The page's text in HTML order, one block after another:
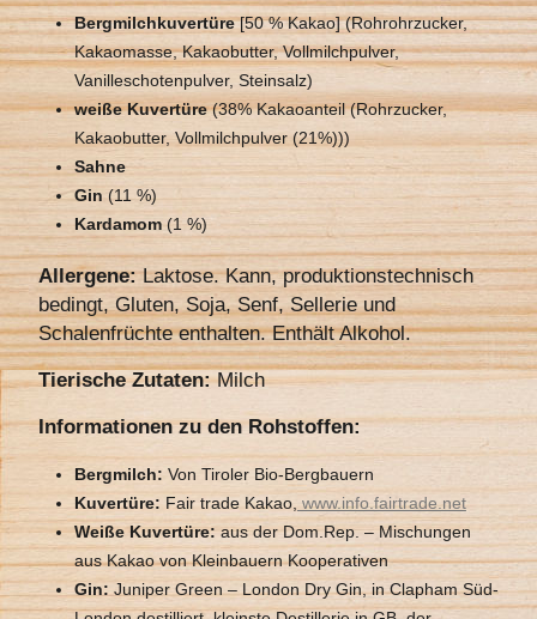
Bergmilchkuvertüre[50 % Kakao] (Rohrohrzucker,
Kakaomasse, Kakaobutter, Vollmilchpulver,
Vanilleschotenpulver, Steinsalz)
weiße Kuvertüre(38% Kakaoanteil (Rohrzucker,
Kakaobutter, Vollmilchpulver (21%)))
Sahne
Gin (11 %)
Kardamom (1 %)
Allergene:Laktose. Kann, produktionstechnisch
bedingt, Gluten, Soja, Senf, Sellerie und
Schalenfrüchte enthalten. Enthält Alkohol.
Tierische Zutaten:Milch
Informationen zu den Rohstoffen:
Bergmilch: Von Tiroler Bio-Bergbauern
Kuvertüre: Fair trade Kakao, www.info.fairtrade.net
Weiße Kuvertüre: aus der Dom.Rep. – Mischungen
aus Kakao von Kleinbauern Kooperativen
Gin: Juniper Green – London Dry Gin, in Clapham Süd-